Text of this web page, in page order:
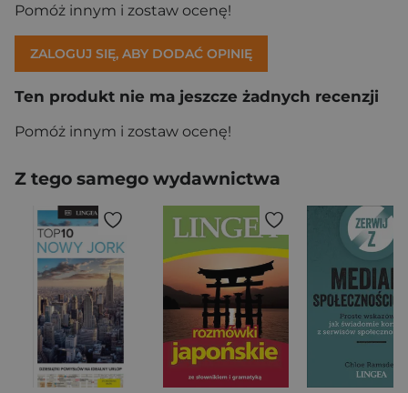
Pomóż innym i zostaw ocenę!
ZALOGUJ SIĘ, ABY DODAĆ OPINIĘ
Ten produkt nie ma jeszcze żadnych recenzji
Pomóż innym i zostaw ocenę!
Z tego samego wydawnictwa